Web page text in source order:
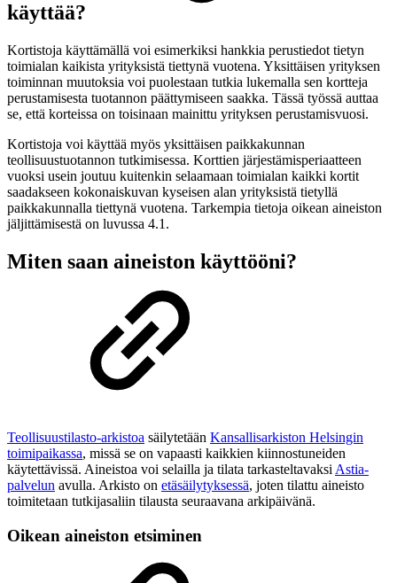
käyttää?
Kortistoja käyttämällä voi esimerkiksi hankkia perustiedot tietyn
toimialan kaikista yrityksistä tiettynä vuotena. Yksittäisen yrityksen
toiminnan muutoksia voi puolestaan tutkia lukemalla sen kortteja
perustamisesta tuotannon päättymiseen saakka. Tässä työssä auttaa
se, että korteissa on toisinaan mainittu yrityksen perustamisvuosi.
Kortistoja voi käyttää myös yksittäisen paikkakunnan
teollisuustuotannon tutkimisessa. Korttien järjestämisperiaatteen
vuoksi usein joutuu kuitenkin selaamaan toimialan kaikki kortit
saadakseen kokonaiskuvan kyseisen alan yrityksistä tietyllä
paikkakunnalla tiettynä vuotena. Tarkempia tietoja oikean aineiston
jäljittämisestä on luvussa 4.1.
Miten saan aineiston käyttööni?
Teollisuustilasto-arkistoa säilytetään Kansallisarkiston Helsingin
toimipaikassa, missä se on vapaasti kaikkien kiinnostuneiden
käytettävissä. Aineistoa voi selailla ja tilata tarkasteltavaksi Astia-
palvelun avulla. Arkisto on etäsäilytyksessä, joten tilattu aineisto
toimitetaan tutkijasaliin tilausta seuraavana arkipäivänä.
Oikean aineiston etsiminen